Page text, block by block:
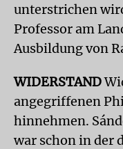
unterstrichen
Professor am
Ausbildung von
WIDERSTAND
angegriffenen
hinnehmen.
war schon in der